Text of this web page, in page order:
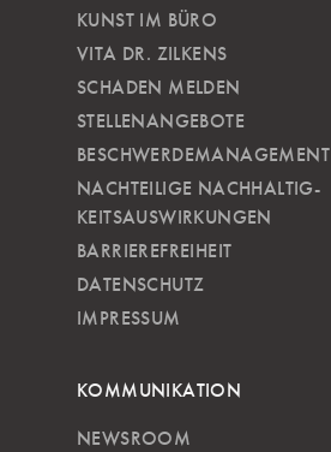
KUNST IM BÜRO
VITA DR. ZILKENS
SCHADEN MELDEN
STELLENANGEBOTE
BESCHWERDEMANAGEMENT
NACHTEILIGE NACH­HALTIG­
KEITSAUSWIRKUNGEN
BARRIEREFREIHEIT
DATENSCHUTZ
IMPRESSUM
KOMMUNIKATION
NEWSROOM